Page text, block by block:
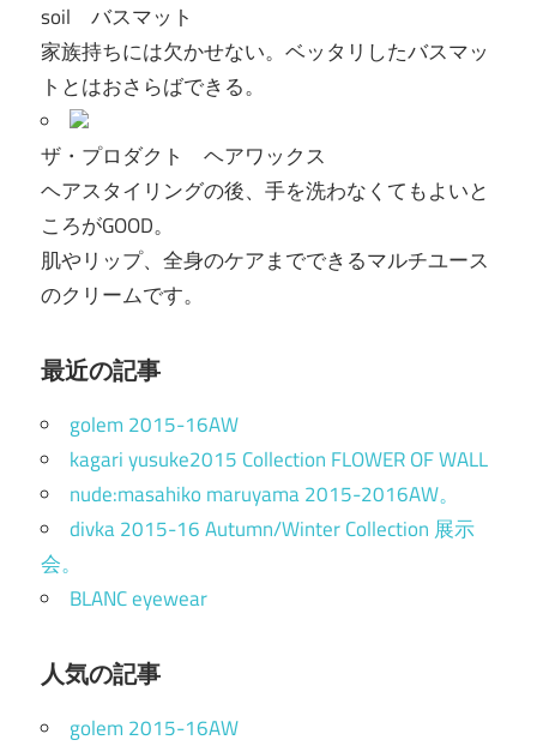
soil バスマット
家族持ちには欠かせない。ベッタリしたバスマッ
トとはおさらばできる。
ザ・プロダクト ヘアワックス
ヘアスタイリングの後、手を洗わなくてもよいと
ころがGOOD。
肌やリップ、全身のケアまでできるマルチユース
のクリームです。
最近の記事
golem 2015-16AW
kagari yusuke2015 Collection FLOWER OF WALL
nude:masahiko maruyama 2015-2016AW。
divka 2015-16 Autumn/Winter Collection 展示
会。
BLANC eyewear
人気の記事
golem 2015-16AW